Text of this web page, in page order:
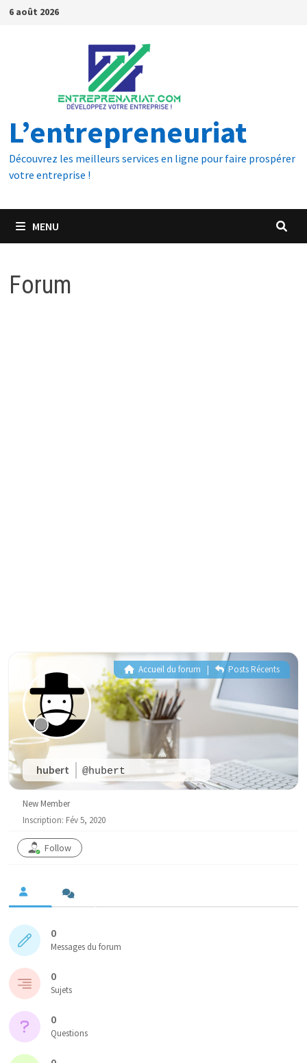
6 août 2026
L’entrepreneuriat
Découvrez les meilleurs services en ligne pour faire prospérer
votre entreprise !
MENU
Forum
hubert @hubert
Accueil du forum | Posts Récents
New Member
Inscription: Fév 5, 2020
Follow
0
Messages du forum
0
Sujets
0
Questions